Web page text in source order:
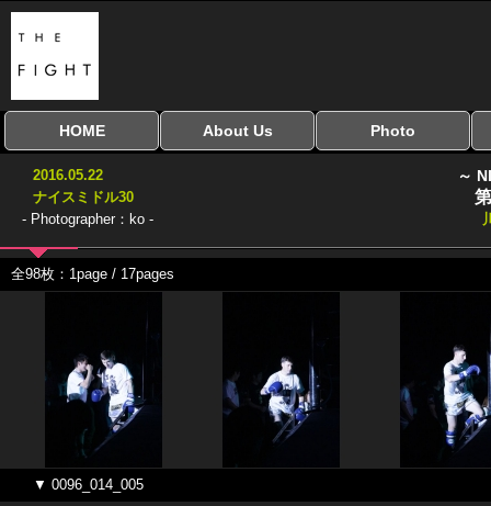
HOME
全興行を表示
ナイスミドル
アマチュアキック
協議会
全日本学生キック
建武館キッズ大会
Bigbang
おやじファイト
About Us Photo
2016.05.22
ナイスミドル30
- Photographer：ko -
～
全98枚：1page / 17pages
▼ 0096_014_005